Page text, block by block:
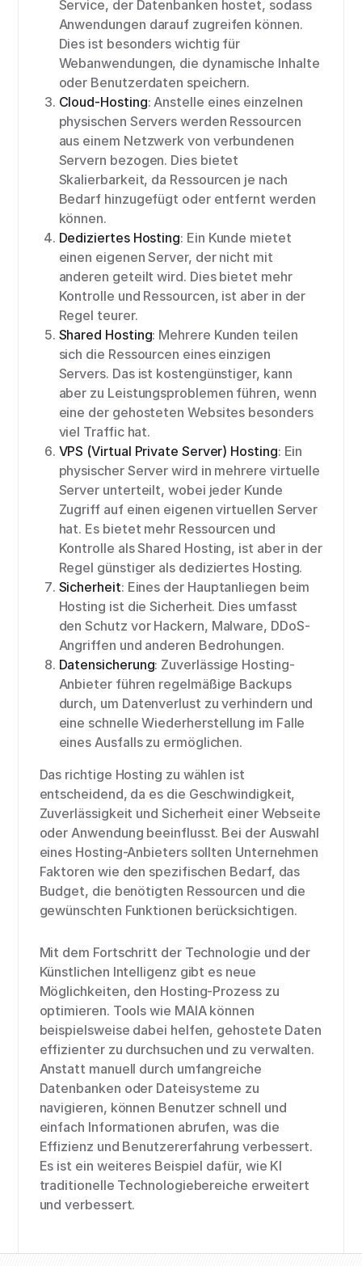
Service, der Datenbanken hostet, sodass
Anwendungen darauf zugreifen können.
Dies ist besonders wichtig für
Webanwendungen, die dynamische Inhalte
oder Benutzerdaten speichern.
Cloud-Hosting: Anstelle eines einzelnen
physischen Servers werden Ressourcen
aus einem Netzwerk von verbundenen
Servern bezogen. Dies bietet
Skalierbarkeit, da Ressourcen je nach
Bedarf hinzugefügt oder entfernt werden
können.
Dediziertes Hosting: Ein Kunde mietet
einen eigenen Server, der nicht mit
anderen geteilt wird. Dies bietet mehr
Kontrolle und Ressourcen, ist aber in der
Regel teurer.
Shared Hosting: Mehrere Kunden teilen
sich die Ressourcen eines einzigen
Servers. Das ist kostengünstiger, kann
aber zu Leistungsproblemen führen, wenn
eine der gehosteten Websites besonders
viel Traffic hat.
VPS (Virtual Private Server) Hosting: Ein
physischer Server wird in mehrere virtuelle
Server unterteilt, wobei jeder Kunde
Zugriff auf einen eigenen virtuellen Server
hat. Es bietet mehr Ressourcen und
Kontrolle als Shared Hosting, ist aber in der
Regel günstiger als dediziertes Hosting.
Sicherheit: Eines der Hauptanliegen beim
Hosting ist die Sicherheit. Dies umfasst
den Schutz vor Hackern, Malware, DDoS-
Angriffen und anderen Bedrohungen.
Datensicherung: Zuverlässige Hosting-
Anbieter führen regelmäßige Backups
durch, um Datenverlust zu verhindern und
eine schnelle Wiederherstellung im Falle
eines Ausfalls zu ermöglichen.
Das richtige Hosting zu wählen ist
entscheidend, da es die Geschwindigkeit,
Zuverlässigkeit und Sicherheit einer Webseite
oder Anwendung beeinflusst. Bei der Auswahl
eines Hosting-Anbieters sollten Unternehmen
Faktoren wie den spezifischen Bedarf, das
Budget, die benötigten Ressourcen und die
gewünschten Funktionen berücksichtigen.
Mit dem Fortschritt der Technologie und der
Künstlichen Intelligenz gibt es neue
Möglichkeiten, den Hosting-Prozess zu
optimieren. Tools wie MAIA können
beispielsweise dabei helfen, gehostete Daten
effizienter zu durchsuchen und zu verwalten.
Anstatt manuell durch umfangreiche
Datenbanken oder Dateisysteme zu
navigieren, können Benutzer schnell und
einfach Informationen abrufen, was die
Effizienz und Benutzererfahrung verbessert.
Es ist ein weiteres Beispiel dafür, wie KI
traditionelle Technologiebereiche erweitert
und verbessert.